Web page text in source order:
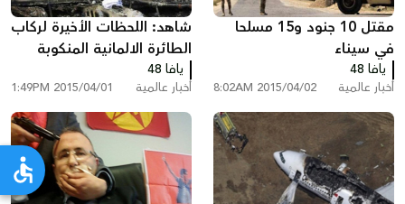
مقتل 10 جنود و15 مسلحا
في سيناء
يافا 48
أخبار عالمية 2015/04/02 8:02AM
شاهد: اللحظات الأخيرة لركاب
الطائرة الالمانية المنكوبة
يافا 48
أخبار عالمية 2015/04/01 1:49PM